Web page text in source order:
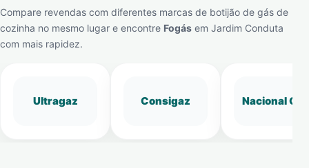
Compare revendas com diferentes marcas de botijão de gás de
cozinha no mesmo lugar e encontre Fogás em Jardim Conduta
com mais rapidez.
Ultragaz Consigaz Nacional Gás